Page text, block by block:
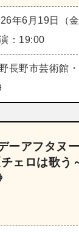
年6月19日（金
：19:00
長野市芸術館
ーアフタヌ
ェロは歌う